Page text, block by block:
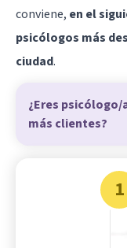
conviene, en el
psicólogos más
ciudad.
¿Eres
más clientes?
1